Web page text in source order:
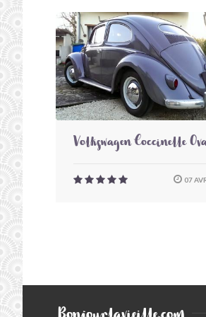
Volkswagen Coccinelle
07